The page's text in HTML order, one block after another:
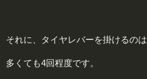
それに、タイヤレバーを掛けるのは
多くても4回程度です。